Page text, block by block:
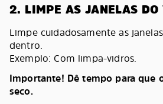
2. LIMPE AS JANELAS DO
Limpe cuidadosamente as
dentro.
Exemplo: Com limpa-vidros.
Importante! Dê tempo para que
seco.